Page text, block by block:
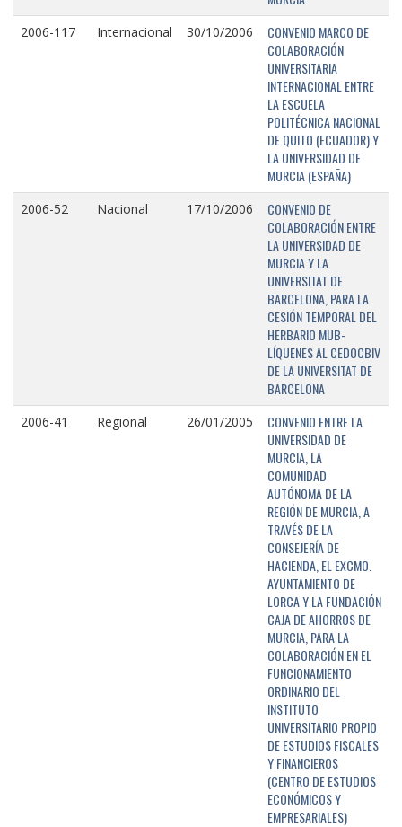
2006-117 Internacional 30/10/2006
CONVENIO MARCO DE
COLABORACIÓN
UNIVERSITARIA
INTERNACIONAL ENTRE
LA ESCUELA
POLITÉCNICA NACIONAL
DE QUITO (ECUADOR) Y
LA UNIVERSIDAD DE
MURCIA (ESPAÑA)
2006-52 Nacional 17/10/2006
CONVENIO DE
COLABORACIÓN ENTRE
LA UNIVERSIDAD DE
MURCIA Y LA
UNIVERSITAT DE
BARCELONA, PARA LA
CESIÓN TEMPORAL DEL
HERBARIO MUB-
LÍQUENES AL CEDOCBIV
DE LA UNIVERSITAT DE
BARCELONA
2006-41 Regional 26/01/2005
CONVENIO ENTRE LA
UNIVERSIDAD DE
MURCIA, LA
COMUNIDAD
AUTÓNOMA DE LA
REGIÓN DE MURCIA, A
TRAVÉS DE LA
CONSEJERÍA DE
HACIENDA, EL EXCMO.
AYUNTAMIENTO DE
LORCA Y LA FUNDACIÓN
CAJA DE AHORROS DE
MURCIA, PARA LA
COLABORACIÓN EN EL
FUNCIONAMIENTO
ORDINARIO DEL
INSTITUTO
UNIVERSITARIO PROPIO
DE ESTUDIOS FISCALES
Y FINANCIEROS
(CENTRO DE ESTUDIOS
ECONÓMICOS Y
EMPRESARIALES)